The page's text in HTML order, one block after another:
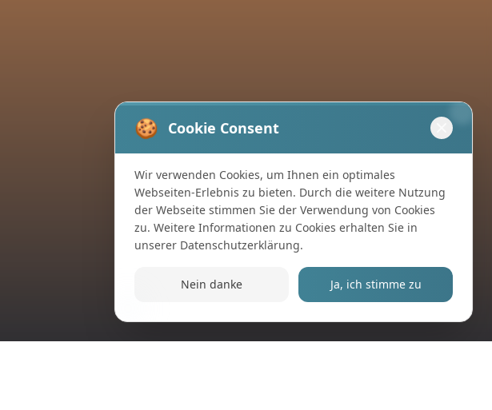
🍪 Cookie Consent
Wir verwenden Cookies, um Ihnen ein optimales
Webseiten-Erlebnis zu bieten. Durch die weitere Nutzung
der Webseite stimmen Sie der Verwendung von Cookies
zu. Weitere Informationen zu Cookies erhalten Sie in
unserer Datenschutzerklärung.
Nein danke Ja, ich stimme zu